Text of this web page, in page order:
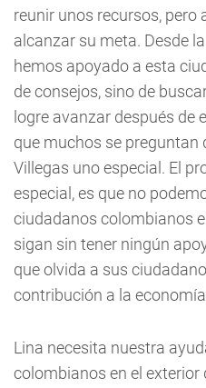
reunir unos recursos, pero
alcanzar su meta. Desde
hemos apoyado a esta
de consejos, sino de
logre avanzar después de
que muchos se preguntan
Villegas uno especial. El
especial, es que no
ciudadanos colombianos
sigan sin tener ningún
que olvida a sus
contribución a la
Lina necesita nuestra
colombianos en el exterior